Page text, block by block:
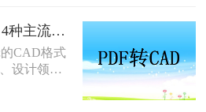
设计、制
我们需要
CAD格式
如何把pdf
种将PDF
pdf如何转成cad文件？4种主流方法详解！
CAD格式
设计领域
文件的
能面临信